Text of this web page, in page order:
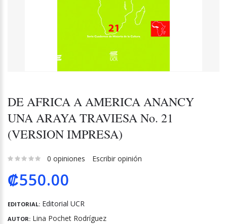
DE AFRICA A AMERICA ANANCY
UNA ARAYA TRAVIESA No. 21
(VERSION IMPRESA)
0 opiniones Escribir opinión
₡550.00
EDITORIAL: Editorial UCR
AUTOR: Lina Pochet Rodríguez